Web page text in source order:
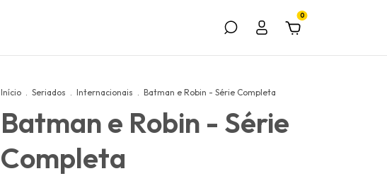
0
Início . Seriados . Internacionais . Batman e Robin - Série Completa
Batman e Robin - Série
Completa